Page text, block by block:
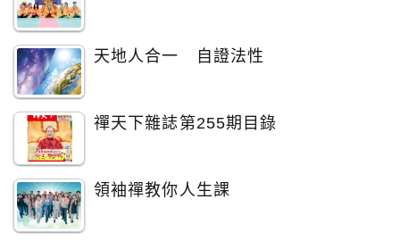
天地人合一 自證法性
禪天下雜誌第255期目錄
領袖禪教你人生課